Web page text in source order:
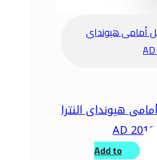
هيونداى النترا
AD 2016
Add to